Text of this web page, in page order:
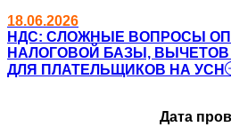
18.06.2026
НДС: СЛОЖНЫЕ ВОПРОСЫ
НАЛОГОВОЙ БАЗЫ,
ДЛЯ ПЛАТЕЛЬЩИКОВ НА УСН
Дата